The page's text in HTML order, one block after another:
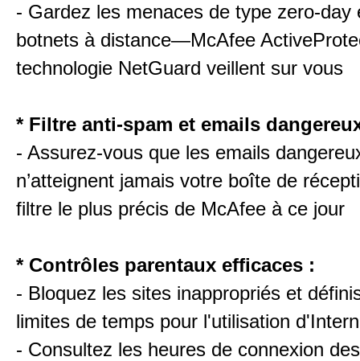
- Gardez les menaces de type zero-day
botnets à distance—McAfee
technologie NetGuard veillent sur vous
* Filtre anti-spam et emails
- Assurez-vous que les emails
n’atteignent jamais votre boîte de
filtre le plus précis de McAfee à ce jour
* Contrôles parentaux efficaces :
- Bloquez les sites inappropriés et
limites de temps pour l'utilisation
- Consultez les heures de connexion